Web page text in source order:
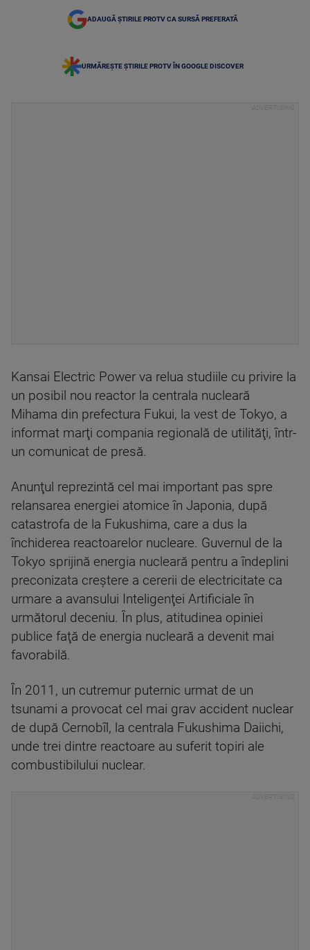
ADAUGĂ ȘTIRILE PROTV CA SURSĂ PREFERATĂ
URMĂREȘTE ȘTIRILE PROTV ÎN GOOGLE DISCOVER
Kansai Electric Power va relua studiile cu privire la
un posibil nou reactor la centrala nucleară
Mihama din prefectura Fukui, la vest de Tokyo, a
informat marţi compania regională de utilităţi, într-
un comunicat de presă.
Anunţul reprezintă cel mai important pas spre
relansarea energiei atomice în Japonia, după
catastrofa de la Fukushima, care a dus la
închiderea reactoarelor nucleare. Guvernul de la
Tokyo sprijină energia nucleară pentru a îndeplini
preconizata creştere a cererii de electricitate ca
urmare a avansului Inteligenţei Artificiale în
următorul deceniu. În plus, atitudinea opiniei
publice faţă de energia nucleară a devenit mai
favorabilă.
În 2011, un cutremur puternic urmat de un
tsunami a provocat cel mai grav accident nuclear
de după Cernobîl, la centrala Fukushima Daiichi,
unde trei dintre reactoare au suferit topiri ale
combustibilului nuclear.